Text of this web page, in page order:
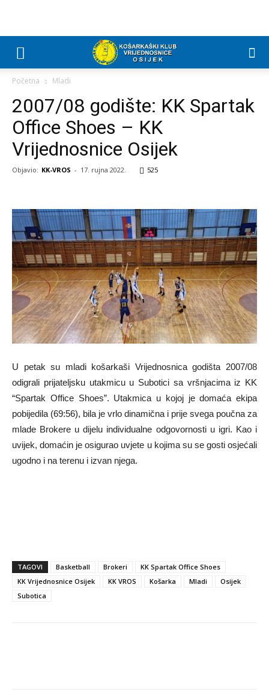
Početna Mladi
2007/08 godište: KK Spartak
Office Shoes – KK
Vrijednosnice Osijek
Objavio: KK-VROS - 17. rujna 2022. 525
U petak su mladi košarkaši Vrijednosnica godišta 2007/08
odigrali prijateljsku utakmicu u Subotici sa vršnjacima iz KK
“Spartak Office Shoes”. Utakmica u kojoj je domaća ekipa
pobijedila (69:56), bila je vrlo dinamična i prije svega poučna za
mlade Brokere u dijelu individualne odgovornosti u igri. Kao i
uvijek, domaćin je osigurao uvjete u kojima su se gosti osjećali
ugodno i na terenu i izvan njega.
TAGOVI Basketball Brokeri
KK Spartak Office Shoes
KK Vrijednosnice Osijek
KK VROS Košarka Mladi
Osijek
Subotica